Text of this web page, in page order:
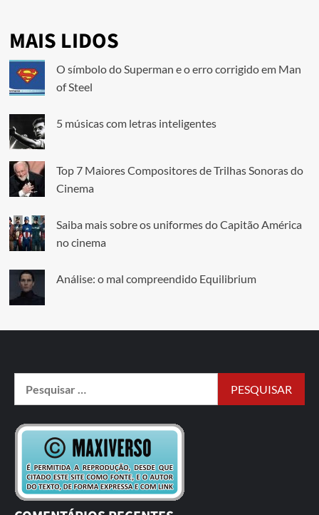
MAIS LIDOS
O símbolo do Superman e o erro corrigido em Man
of Steel
5 músicas com letras inteligentes
Top 7 Maiores Compositores de Trilhas Sonoras do
Cinema
Saiba mais sobre os uniformes do Capitão América
no cinema
Análise: o mal compreendido Equilibrium